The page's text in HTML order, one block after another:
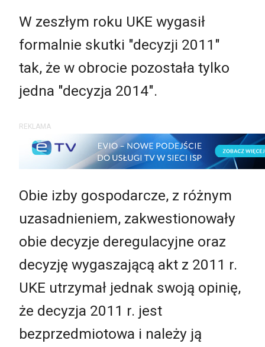
W zeszłym roku UKE wygasił
formalnie skutki "decyzji 2011"
tak, że w obrocie pozostała tylko
jedna "decyzja 2014".
REKLAMA
Obie izby gospodarcze, z różnym
uzasadnieniem, zakwestionowały
obie decyzje deregulacyjne oraz
decyzję wygaszającą akt z 2011 r.
UKE utrzymał jednak swoją opinię,
że decyzja 2011 r. jest
bezprzedmiotowa i należy ją